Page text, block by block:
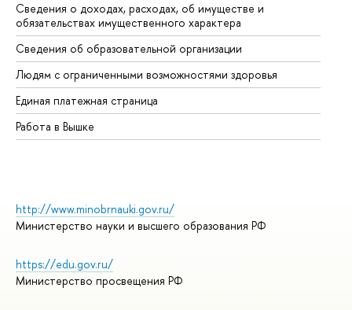
Сведения о доходах, расходах, об имуществе и
обязательствах имущественного характера
Сведения об образовательной организации
Людям с ограниченными возможностями здоровья
Единая платежная страница
Работа в Вышке
http://www.minobrnauki.gov.ru/
Министерство науки и высшего образования РФ
https://edu.gov.ru/
Министерство просвещения РФ